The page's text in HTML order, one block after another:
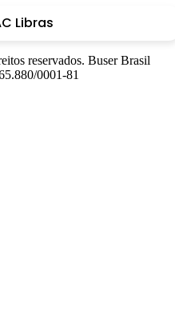
Libras
reservados. Buser Brasil
0001-81